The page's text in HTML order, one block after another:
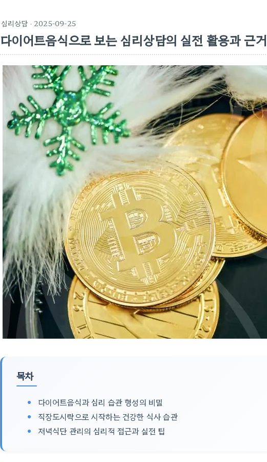
심리상담 · 2025-09-25
다이어트음식으로 보는 심리상담의 실전 활용과 근거
목차
다이어트음식과 심리 습관 형성의 비밀
직장도시락으로 시작하는 건강한 식사 습관
저녁식단 관리의 심리적 접근과 실전 팁